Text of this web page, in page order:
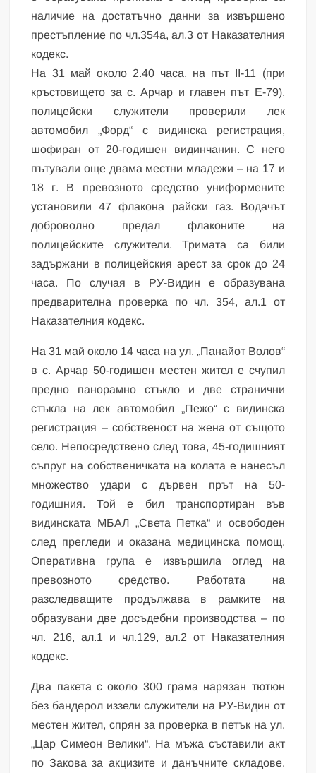
наличие на достатъчно данни за извършено
престъпление по чл.354а, ал.3 от Наказателния
кодекс.
На 31 май около 2.40 часа, на път II-11 (при
кръстовището за с. Арчар и главен път Е-79),
полицейски служители проверили лек
автомобил „Форд“ с видинска регистрация,
шофиран от 20-годишен видинчанин. С него
пътували още двама местни младежи – на 17 и
18 г. В превозното средство униформените
установили 47 флакона райски газ. Водачът
доброволно предал флаконите на
полицейските служители. Тримата са били
задържани в полицейския арест за срок до 24
часа. По случая в РУ-Видин е образувана
предварителна проверка по чл. 354, ал.1 от
Наказателния кодекс.
На 31 май около 14 часа на ул. „Панайот Волов“
в с. Арчар 50-годишен местен жител е счупил
предно панорамно стъкло и две странични
стъкла на лек автомобил „Пежо“ с видинска
регистрация – собственост на жена от същото
село. Непосредствено след това, 45-годишният
съпруг на собственичката на колата е нанесъл
множество удари с дървен прът на 50-
годишния. Той е бил транспортиран във
видинската МБАЛ „Света Петка“ и освободен
след прегледи и оказана медицинска помощ.
Оперативна група е извършила оглед на
превозното средство. Работата на
разследващите продължава в рамките на
образувани две досъдебни производства – по
чл. 216, ал.1 и чл.129, ал.2 от Наказателния
кодекс.
Два пакета с около 300 грама нарязан тютюн
без бандерол иззели служители на РУ-Видин от
местен жител, спрян за проверка в петък на ул.
„Цар Симеон Велики“. На мъжа съставили акт
по Закова за акцизите и данъчните складове.